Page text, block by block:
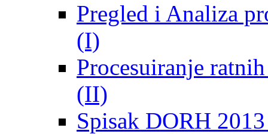
Pregled i Analiza
(I)
Procesuiranje
(II)
Spisak DORH